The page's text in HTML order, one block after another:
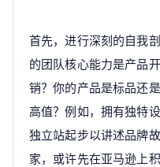
首先，进行深刻的自我
的团队核心能力是产品
销？你的产品是标品还
高值？例如，拥有独特
独立站起步以讲述品牌
家，或许先在亚马逊上